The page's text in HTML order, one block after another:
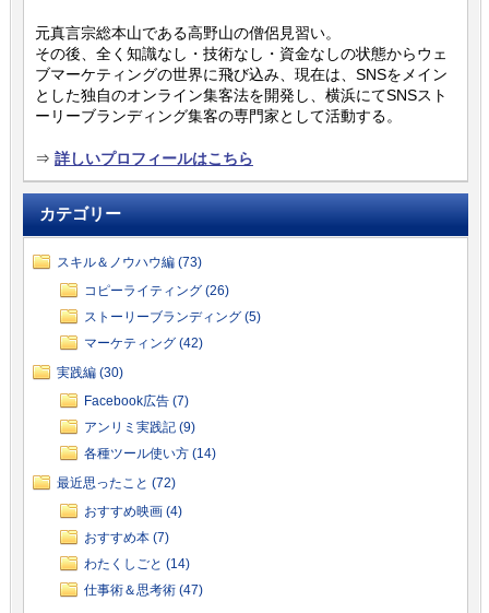
元真言宗総本山である高野山の僧侶見習い。
その後、全く知識なし・技術なし・資金なしの状態からウェ
ブマーケティングの世界に飛び込み、現在は、SNSをメイン
とした独自のオンライン集客法を開発し、横浜にてSNSスト
ーリーブランディング集客の専門家として活動する。
⇒ 詳しいプロフィールはこちら
カテゴリー
スキル＆ノウハウ編 (73)
コピーライティング (26)
ストーリーブランディング (5)
マーケティング (42)
実践編 (30)
Facebook広告 (7)
アンリミ実践記 (9)
各種ツール使い方 (14)
最近思ったこと (72)
おすすめ映画 (4)
おすすめ本 (7)
わたくしごと (14)
仕事術＆思考術 (47)